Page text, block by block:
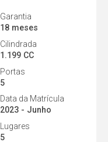
Garantia
18 meses
Cilindrada
1.199 CC
Portas
5
Data da Matrícula
2023 - Junho
Lugares
5